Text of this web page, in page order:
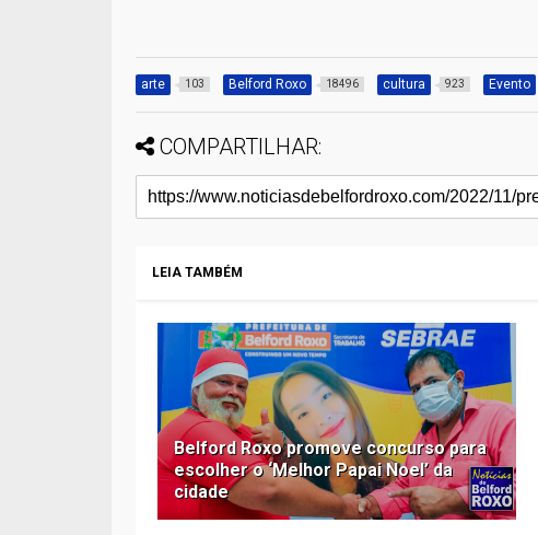
arte 103 Belford Roxo 18496 cultura 923 Evento
COMPARTILHAR:
LEIA TAMBÉM
Belford Roxo promove concurso para
escolher o ‘Melhor Papai Noel’ da
cidade